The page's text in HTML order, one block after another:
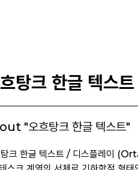
탕크 한글 텍스트
"오흐탕크 한글 텍스트"
탕크 한글 텍스트 / 디스플레이